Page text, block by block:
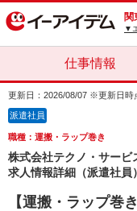
関
▼
仕事情報
更新日：2026/08/07 ※更新日時
派遣社員
職種：運搬・ラップ巻き
株式会社テクノ・サー
求人情報詳細（派遣社員
【運搬・ラップ巻